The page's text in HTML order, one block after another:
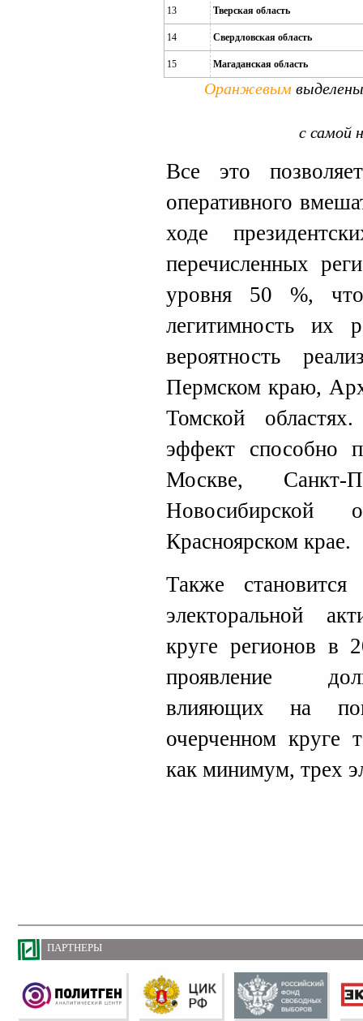
13 Тверская область
14 Свердловская область
15 Магаданская область
Оранжевым
с самой
Все это
оперативного
ходе
перечисленных
уровня 50 %,
легитимность их
вероятность
Пермском краю,
Томской
эффект способно
Москве, Санкт-
Новосибирской
Красноярском крае.
Также
электоральной
круге регионов в
проявление
влияющих на
очерченном круге
как минимум, трех
ПАРТНЕРЫ